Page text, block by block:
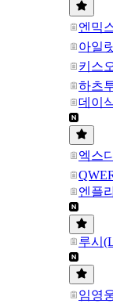
엔믹
아일
키스
하츠
데이
엑스
엔플
루시
임영